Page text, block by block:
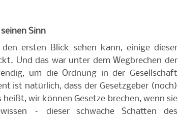
Sinn
ersten Blick sehen kann, einige dieser
Und das war unter dem Wegbrechen der
um die Ordnung in der Gesellschaft
ist natürlich, dass der Gesetzgeber (noch)
wir können Gesetze brechen, wenn sie
– dieser schwache Schatten des